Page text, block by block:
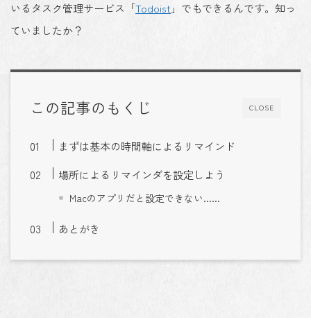
いるタスク管理サービス「Todoist」でもできるんです。知っ
ていましたか？
CLOSE
この記事のもくじ
まずは基本の時間軸によるリマインド
場所によるリマインダを設定しよう
Macのアプリだと設定できない……
あとがき